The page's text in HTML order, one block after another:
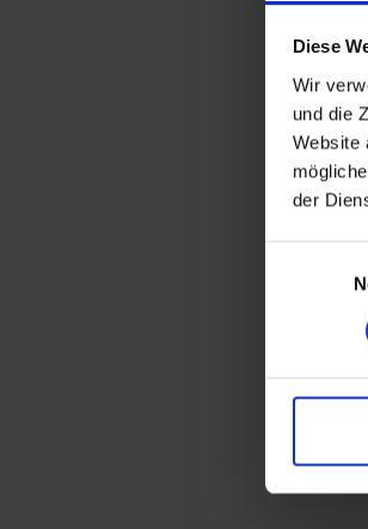
Diese
Wir
und die
Website
der